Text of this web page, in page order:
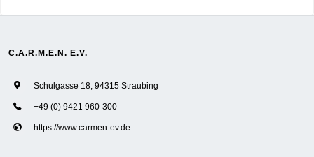
C.A.R.M.E.N. E.V.
Schulgasse 18, 94315 Straubing
+49 (0) 9421 960-300
https://www.carmen-ev.de